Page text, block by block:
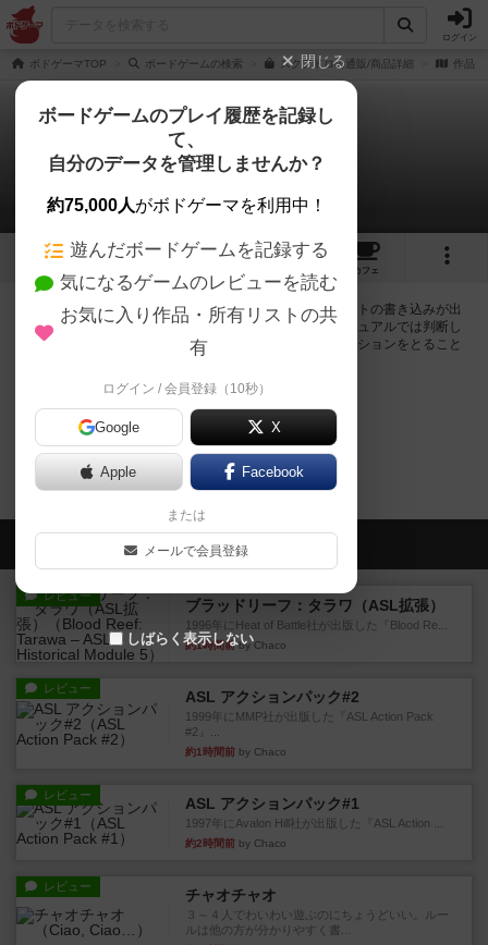
ログイン
ボドゲーマTOP ボードゲームの検索 スクアドロの通販/商品詳細 作品デ
スクアドロ
0件の掲示板
3 1 5
カフェ
ログインするとスクアドロに関する掲示板の作成やコメントの書き込みが出
来るようになります。ルールの疑問やエラッタ情報、マニュアルでは判断し
辛い曖昧な表記等について会員同士で自由にコミュニケーションをとること
ログイン/無料会員登録
スクアドロのトップに戻る
会員の新しい投稿
レビュー
ブラッドリーフ：タラワ（ASL拡張）
1996年にHeat of Battle社が出版した『Blood Re...
約1時間前by Chaco
レビュー ASL アクションパック#2
1999年にMMP社が出版した『ASL Action Pack
#2』...
約1時間前 by Chaco
レビュー ASL アクションパック#1
1997年にAvalon Hill社が出版した『ASL Action ...
約2時間前 by Chaco
レビュー チャオチャオ
３～４人でわいわい遊ぶのにちょうどいい。ルー
ルは他の方が分かりやすく書...
閉じる
ボードゲームのプレイ履歴を記録し
て、
自分のデータを管理しませんか？
約75,000人がボドゲーマを利用中！
遊んだボードゲームを記録する
気になるゲームのレビューを読む
お気に入り作品・所有リストの共
有
ログイン / 会員登録（10秒）
Google X
Apple Facebook
または
メールで会員登録
しばらく表示しない